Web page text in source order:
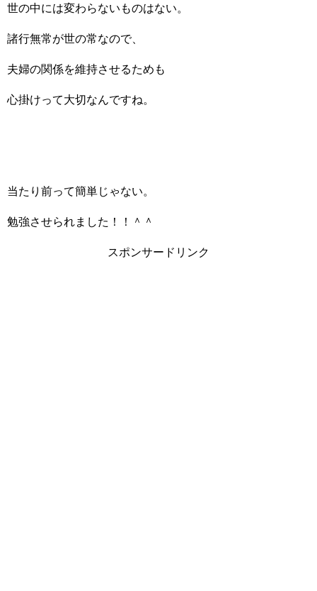
世の中には変わらないものはない。
諸行無常が世の常なので、
夫婦の関係を維持させるためも
心掛けって大切なんですね。
当たり前って簡単じゃない。
勉強させられました！！＾＾
スポンサードリンク